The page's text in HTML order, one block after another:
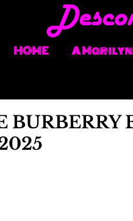
HOME A Marilyn
BURBERRY